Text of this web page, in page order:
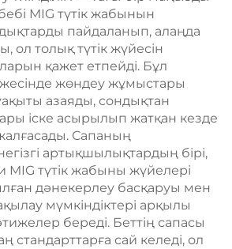
MIG түтік жабынын
пайдаланып, алаңда
ол толық түтік жүйесін
қажет етпейді. Бұл
жөндеу жұмыстары
азаяды, сондықтан
іске асырылып жатқан кезде
Сапаның
артықшылықтардың бірі,
MIG түтік жабыны жүйелері
дәнекерлеу басқаруы мен
мүмкіндіктері арқылы
береді. Беттің сапасы
стандарттарға сай келеді, ол